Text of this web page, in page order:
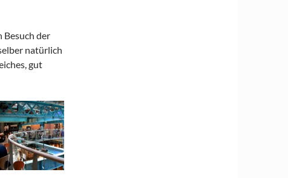
Besuch der
natürlich
gut